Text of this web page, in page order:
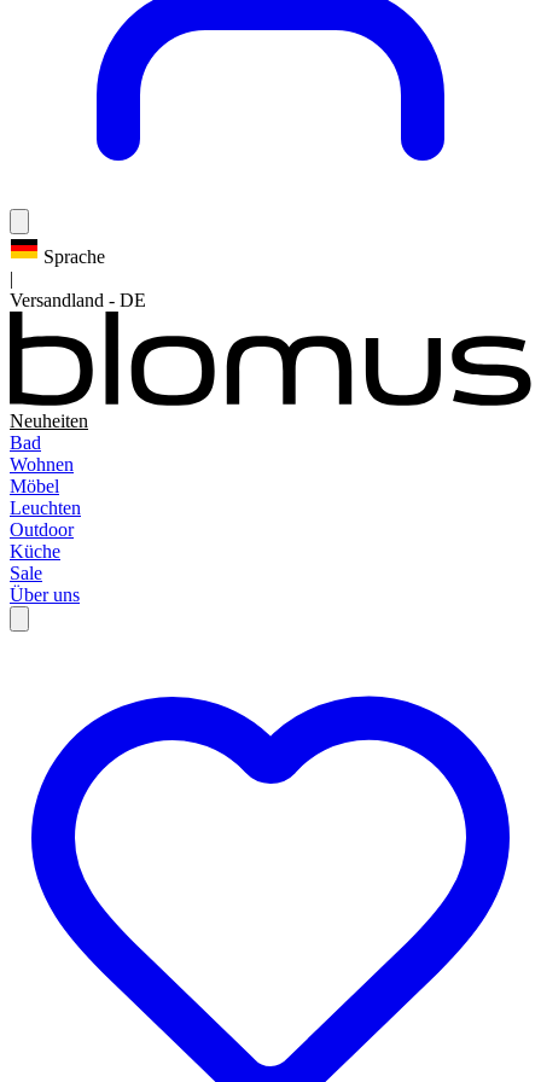
Sprache
|
Versandland - DE
Neuheiten
Bad
Wohnen
Möbel
Leuchten
Outdoor
Küche
Sale
Über uns